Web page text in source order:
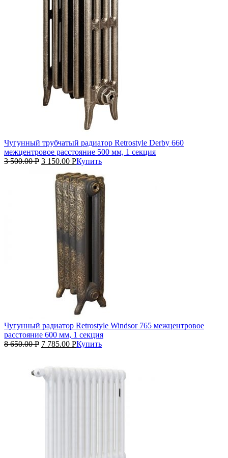
Чугунный трубчатый радиатор Retrostyle Derby 660
межцентровое расстояние 500 мм, 1 секция
3 500.00Р 3 150.00 РКупить
Чугунный радиатор Retrostyle Windsor 765 межцентровое
расстояние 600 мм, 1 секция
8 650.00Р 7 785.00 РКупить